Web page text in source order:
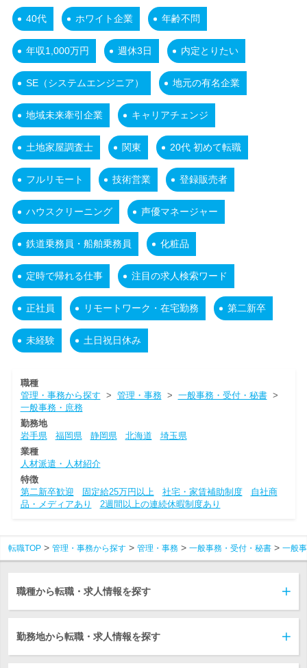
40代 ホワイト企業 年齢不問
年収1,000万円 週休3日 内定とりたい
SE（システムエンジニア） 地元の有名企業
地域未来牽引企業 キャリアチェンジ
土地家屋調査士 関東 20代 初めて転職
フルリモート 技術営業 登録販売者
ハウスクリーニング 声優マネージャー
鉄道乗務員・船舶乗務員 化粧品
定時で帰れる仕事 注目の求人検索ワード
正社員 リモートワーク・在宅勤務 第二新卒
未経験 土日祝日休み
職種
管理・事務から探す > 管理・事務> 一般事務・受付・秘書>
一般事務・庶務
勤務地
岩手県
福岡県 静岡県 北海道
埼玉県
業種
人材派遣・人材紹介
特徴
第二新卒歓迎
固定給25万円以上 社宅・家賃補助制度
自社商
品・メディアあり
2週間以上の連続休暇制度あり
転職TOP 管理・事務から探す 管理・事務 一般事務・受付・秘書 一般
職種から転職・求人情報を探す
勤務地から転職・求人情報を探す